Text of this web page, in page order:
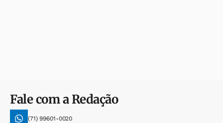
Fale com a Redação
(71) 99601-0020